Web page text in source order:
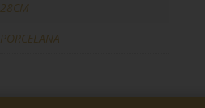
28CM
PORCELANA